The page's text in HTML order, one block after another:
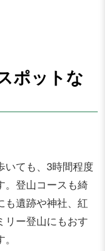
ポットな
いても、3時間程度
。登山コースも綺
も遺跡や神社、紅
リー登山にもおす